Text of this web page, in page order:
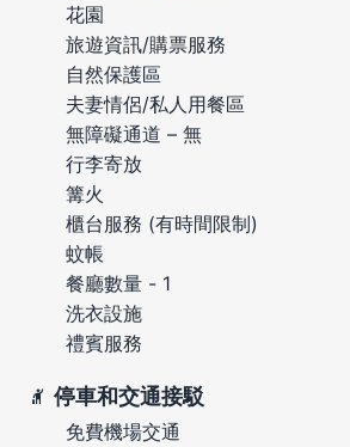
花園
旅遊資訊/購票服務
自然保護區
夫妻情侶/私人用餐區
無障礙通道 – 無
行李寄放
篝火
櫃台服務 (有時間限制)
蚊帳
餐廳數量 - 1
洗衣設施
禮賓服務
停車和交通接駁
免費機場交通